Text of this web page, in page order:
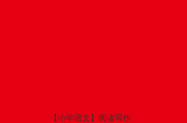
【小学语文】阅读写作